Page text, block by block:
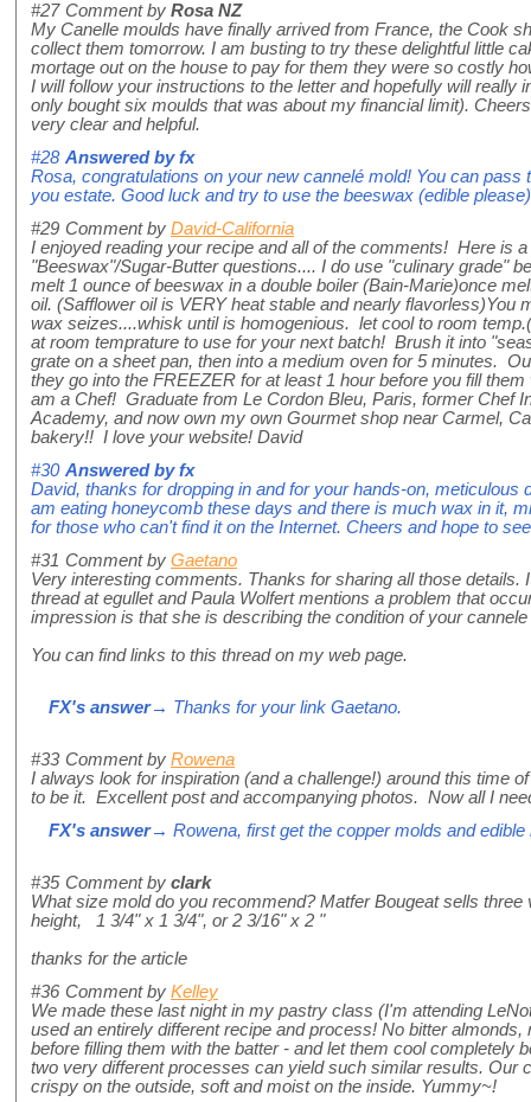
#27 Comment by Rosa NZ
My Canelle moulds have finally arrived from France, the Cook
collect them tomorrow. I am busting to try these delightful little
mortage out on the house to pay for them they were so costly
I will follow your instructions to the letter and hopefully will really
only bought six moulds that was about my financial limit).
very clear and helpful.
#28 Answered byfx
Rosa, congratulations on your new cannelé mold! You can pass
you estate. Good luck and try to use the beeswax (edible
#29 Comment by David-California
I enjoyed reading your recipe and all of the comments! Here is
"Beeswax"/Sugar-Butter questions.... I do use "culinary grade"
melt 1 ounce of beeswax in a double boiler (Bain-Marie)once
oil. (Safflower oil is VERY heat stable and nearly flavorless)You
wax seizes....whisk until is homogenious. let cool to room
at room temprature to use for your next batch! Brush it into
grate on a sheet pan, then into a medium oven for 5 minutes.
they go into the FREEZER for at least 1 hour before you fill
am a Chef! Graduate from Le Cordon Bleu, Paris, former Chef
Academy, and now own my own Gourmet shop near Carmel,
bakery!! I love your website! David
#30 Answered byfx
David, thanks for dropping in and for your hands-on, meticulous
am eating honeycomb these days and there is much wax in it,
for those who can't find it on the Internet. Cheers and hope to
#31 Comment by Gaetano
Very interesting comments. Thanks for sharing all those details.
thread at egullet and Paula Wolfert mentions a problem that
impression is that she is describing the condition of your
You can find links to this thread on my web page.
FX's answer→ Thanks for your link Gaetano.
#33 Comment by Rowena
I always look for inspiration (and a challenge!) around this time
to be it. Excellent post and accompanying photos. Now all I
FX's answer→ Rowena, first get the copper molds and edible
#35 Comment by clark
What size mold do you recommend? Matfer Bougeat sells three
height, 1 3/4" x 1 3/4", or 2 3/16" x 2 "
thanks for the article
#36 Comment by Kelley
We made these last night in my pastry class (I'm attending
used an entirely different recipe and process! No bitter
before filling them with the batter - and let them cool completely
two very different processes can yield such similar results. Our
crispy on the outside, soft and moist on the inside. Yummy~!